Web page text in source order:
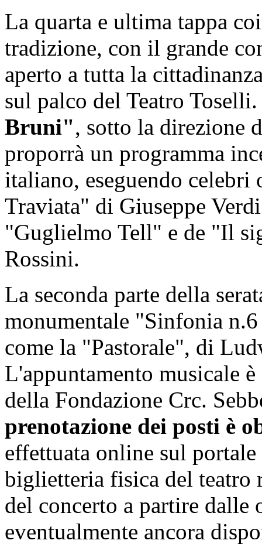
La quarta e ultima tappa
tradizione, con il grande
aperto a tutta la
sul palco del Teatro
Bruni", sotto la direzione
proporrà un programma
italiano, eseguendo
Traviata" di Giuseppe
"Guglielmo Tell" e de "Il
Rossini.
La seconda parte della
monumentale "Sinfonia
come la "Pastorale", di
L'appuntamento musicale
della Fondazione Crc.
prenotazione dei posti è
effettuata online sul
biglietteria fisica del teatro
del concerto a partire dalle
eventualmente ancora